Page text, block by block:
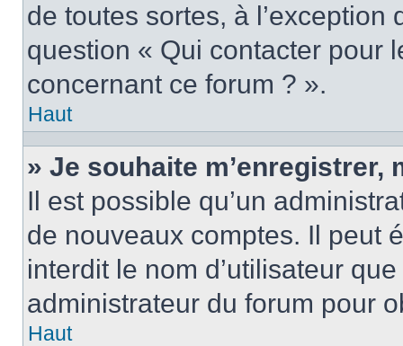
de toutes sortes, à
question « Qui contacter pour
concernant ce forum ? ».
Haut
» Je souhaite m’enregistrer,
Il est possible qu’un
de nouveaux comptes. Il peut
interdit le nom d’utilisateur
administrateur du forum pour
Haut